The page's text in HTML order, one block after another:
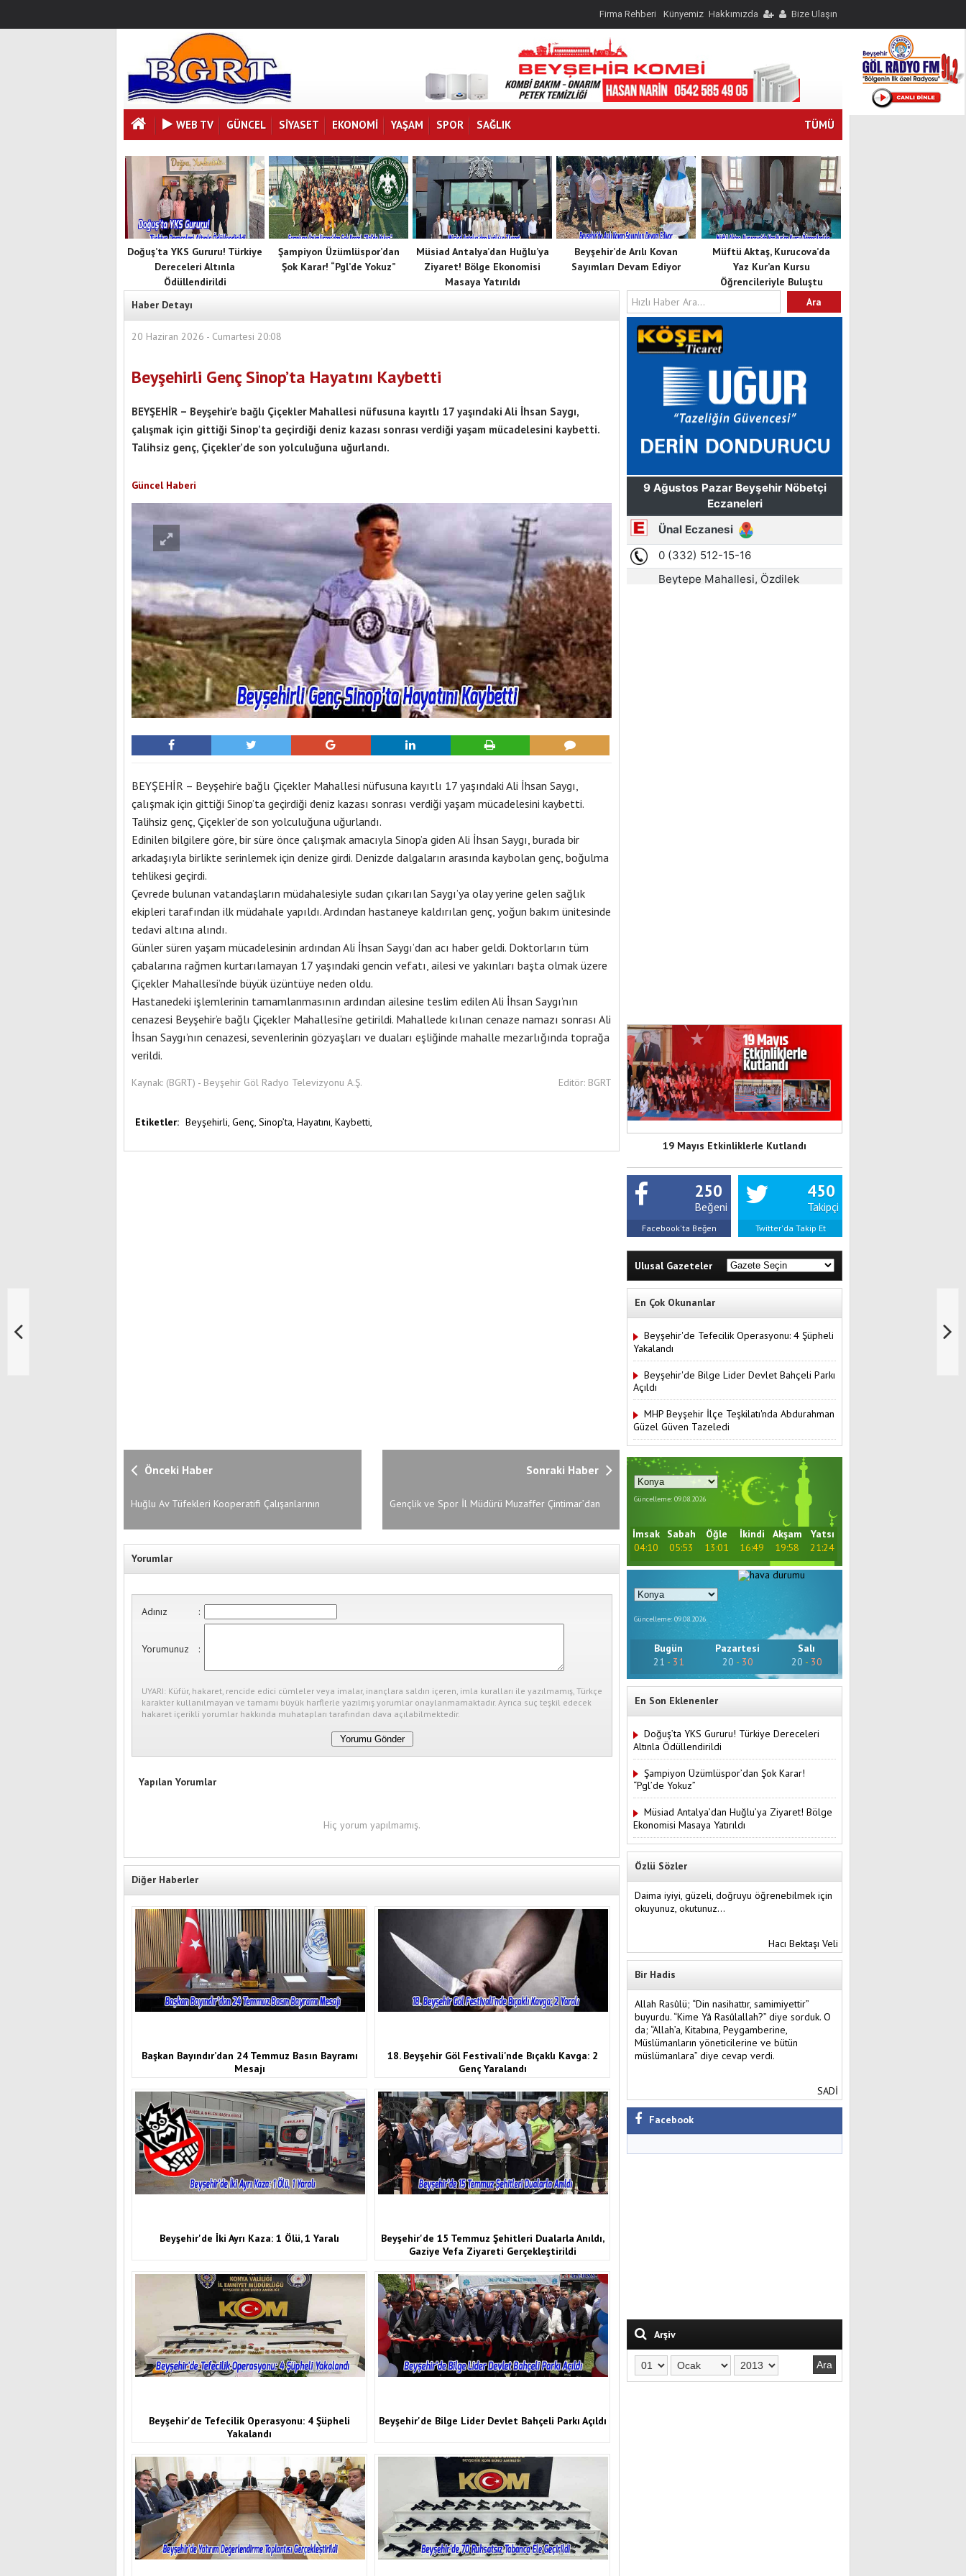
Firma Rehberi Künyemiz Hakkımızda Bize Ulaşın
WEB TV GÜNCEL SIYASET EKONOMI YAŞAM SPOR SAĞLIK TÜMÜ
Doğuş’ta YKS Gururu! Türkiye
Dereceleri Altınla
Ödüllendirildi
Şampiyon Üzümlüspor’dan
Şok Karar! “Pgl’de Yokuz”
Müsiad Antalya’dan Huğlu’ya
Ziyaret! Bölge Ekonomisi
Masaya Yatırıldı
Müftü Aktaş, Kurucova’da
Yaz Kur’an Kursu
Öğrencileriyle Buluştu
Beyşehir’de Arılı Kovan
Sayımları Devam Ediyor
Haber Detayı
20 Haziran 2026 - Cumartesi 20:08
Beyşehirli Genç Sinop’ta Hayatını Kaybetti
BEYŞEHİR – Beyşehir’e bağlı Çiçekler Mahallesi nüfusuna kayıtlı 17 yaşındaki Ali İhsan Saygı,
çalışmak için gittiği Sinop’ta geçirdiği deniz kazası sonrası verdiği yaşam mücadelesini kaybetti.
Talihsiz genç, Çiçekler’de son yolculuğuna uğurlandı.
Güncel Haberi
BEYŞEHİR – Beyşehir’e bağlı Çiçekler Mahallesi nüfusuna kayıtlı 17 yaşındaki Ali İhsan Saygı,
çalışmak için gittiği Sinop’ta geçirdiği deniz kazası sonrası verdiği yaşam mücadelesini kaybetti.
Talihsiz genç, Çiçekler’de son yolculuğuna uğurlandı.
Edinilen bilgilere göre, bir süre önce çalışmak amacıyla Sinop’a giden Ali İhsan Saygı, burada bir
arkadaşıyla birlikte serinlemek için denize girdi. Denizde dalgaların arasında kaybolan genç, boğulma
tehlikesi geçirdi.
Çevrede bulunan vatandaşların müdahalesiyle sudan çıkarılan Saygı’ya olay yerine gelen sağlık
ekipleri tarafından ilk müdahale yapıldı. Ardından hastaneye kaldırılan genç, yoğun bakım ünitesinde
tedavi altına alındı.
Günler süren yaşam mücadelesinin ardından Ali İhsan Saygı’dan acı haber geldi. Doktorların tüm
çabalarına rağmen kurtarılamayan 17 yaşındaki gencin vefatı, ailesi ve yakınları başta olmak üzere
Çiçekler Mahallesi’nde büyük üzüntüye neden oldu.
Hastanedeki işlemlerinin tamamlanmasının ardından ailesine teslim edilen Ali İhsan Saygı’nın
cenazesi Beyşehir’e bağlı Çiçekler Mahallesi’ne getirildi. Mahallede kılınan cenaze namazı sonrası Ali
İhsan Saygı’nın cenazesi, sevenlerinin gözyaşları ve duaları eşliğinde mahalle mezarlığında toprağa
verildi.
Kaynak: (BGRT) - Beyşehir Göl Radyo Televizyonu A.Ş. Editör: BGRT
Etiketler: Beyşehirli, Genç, Sinop’ta, Hayatını, Kaybetti,
Önceki Haber
Huğlu Av Tüfekleri Kooperatifi Çalışanlarının
Sonraki Haber
Gençlik ve Spor İl Müdürü Muzaffer Çintimar’dan
Yorumlar
Adınız :
Yorumunuz :
UYARI: Küfür, hakaret, rencide edici cümleler veya imalar, inançlara saldırı içeren, imla kuralları ile yazılmamış, Türkçe
karakter kullanılmayan ve tamamı büyük harflerle yazılmış yorumlar onaylanmamaktadır. Ayrıca suç teşkil edecek
hakaret içerikli yorumlar hakkında muhatapları tarafından dava açılabilmektedir.
Yapılan Yorumlar
Hiç yorum yapılmamış.
Diğer Haberler
Başkan Bayındır’dan 24 Temmuz Basın Bayramı
Mesajı
18. Beyşehir Göl Festivali'nde Bıçaklı Kavga: 2
Genç Yaralandı
Beyşehir'de İki Ayrı Kaza: 1 Ölü, 1 Yaralı
Beyşehir'de 15 Temmuz Şehitleri Dualarla Anıldı,
Gaziye Vefa Ziyareti Gerçekleştirildi
Beyşehir'de Tefecilik Operasyonu: 4 Şüpheli
Yakalandı
Beyşehir'de Bilge Lider Devlet Bahçeli Parkı Açıldı
19 Mayıs Etkinliklerle Kutlandı
250
Beğeni
Facebook'ta Beğen
450
Takipçi
Twitter'da Takip Et
Ulusal Gazeteler
En Çok Okunanlar
Beyşehir'de Tefecilik Operasyonu: 4 Şüpheli
Yakalandı
Beyşehir'de Bilge Lider Devlet Bahçeli Parkı
Açıldı
MHP Beyşehir İlçe Teşkilatı'nda Abdurahman
Güzel Güven Tazeledi
Güncelleme: 09.08.2026
İmsak
04:10
Sabah
05:53
Öğle
13:01
İkindi
16:49
Akşam
19:58
Yatsı
21:24
Güncelleme: 09.08.2026
Bugün
21 - 31
Pazartesi
20 - 30
Salı
20 - 30
En Son Eklenenler
Doğuş’ta YKS Gururu! Türkiye Dereceleri
Altınla Ödüllendirildi
Şampiyon Üzümlüspor’dan Şok Karar!
“Pgl’de Yokuz”
Müsiad Antalya’dan Huğlu’ya Ziyaret! Bölge
Ekonomisi Masaya Yatırıldı
Özlü Sözler
Daima iyiyi, güzeli, doğruyu öğrenebilmek için
okuyunuz, okutunuz…
Hacı Bektaşı Veli
Bir Hadis
Allah Rasûlü; “Din nasihattır, samimiyettir”
buyurdu. “Kime Yâ Rasûlallah?” diye sorduk. O
da; “Allah’a, Kitabına, Peygamberine,
Müslümanların yöneticilerine ve bütün
müslümanlara” diye cevap verdi.
SADİ
Facebook
Arşiv